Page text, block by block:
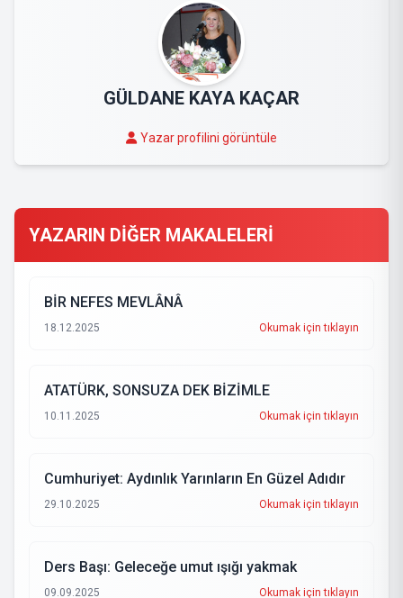
GÜLDANE KAYA KAÇAR
Yazar profilini görüntüle
YAZARIN DİĞER MAKALELERİ
BİR NEFES MEVLÂNÂ
18.12.2025 Okumak için tıklayın
ATATÜRK, SONSUZA DEK BİZİMLE
10.11.2025 Okumak için tıklayın
Cumhuriyet: Aydınlık Yarınların En Güzel Adıdır
29.10.2025 Okumak için tıklayın
Ders Başı: Geleceğe umut ışığı yakmak
09.09.2025 Okumak için tıklayın